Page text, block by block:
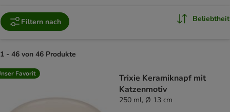
Filtern nach Beliebtheit
1 - 46 von 46 Produkte
product items have been changed
Favorit
Trixie Keramiknapf mit
Katzenmotiv
250 ml, Ø 13 cm